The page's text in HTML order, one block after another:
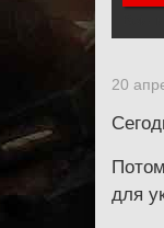
20
для